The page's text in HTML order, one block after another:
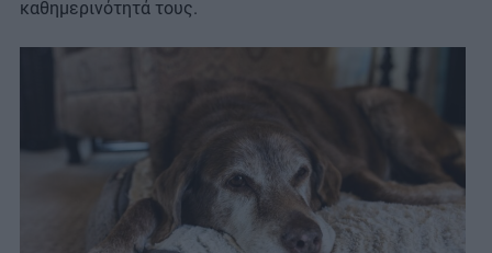
καθημερινότητά τους.